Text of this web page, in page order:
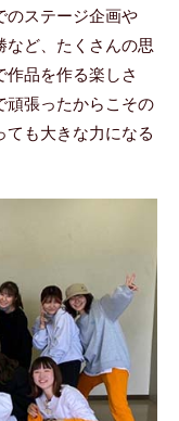
のステージ企画や
など、たくさんの思
品を作る楽しさ
頑張ったからこその
も大きな力になる